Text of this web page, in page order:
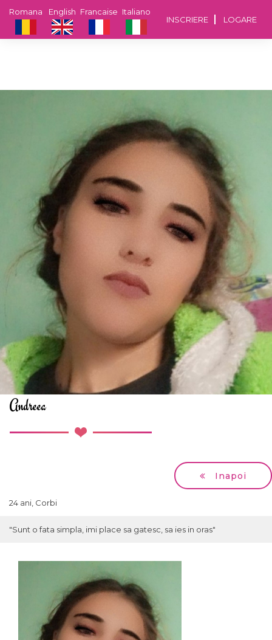
INSCRIERE LOGARE
Italiano
Francaise
English
Romana
Andreea
Inapoi
24 ani, Corbi
"Sunt o fata simpla, imi place sa gatesc, sa ies in oras"